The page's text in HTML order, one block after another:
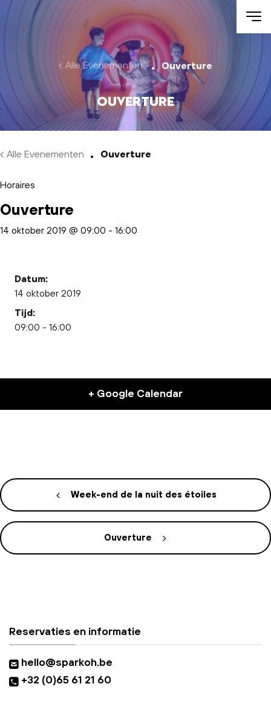
Skip to main content
Alle Evenementen Ouverture
Ouverture
Alle Evenementen Ouverture
Horaires
Ouverture
14 oktober 2019 @ 09:00 - 16:00
Datum:
14 oktober 2019
Tijd:
09:00 - 16:00
+ Google Calendar
Week-end de la nuit des étoiles
Ouverture
Reservaties en informatie
hello@sparkoh.be
+32 (0)65 61 21 60